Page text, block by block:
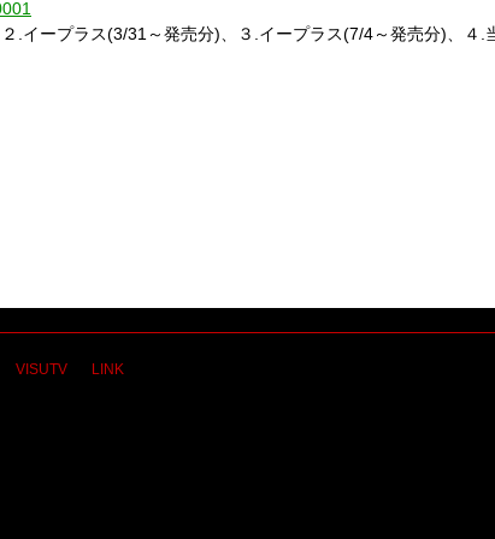
.イープラス(3/31～発売分)、３.イープラス(7/4～発売分)、４.
VISUTV LINK